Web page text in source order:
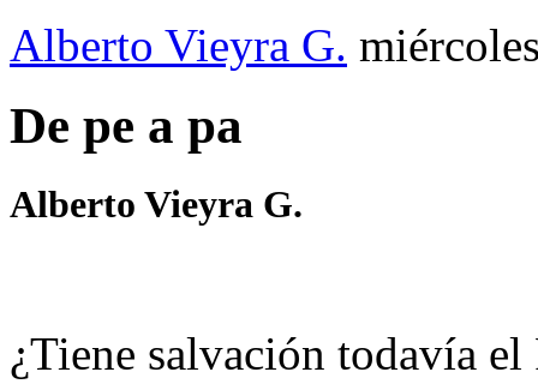
Alberto Vieyra G.
De pe a pa
Alberto Vieyra G.
¿Tiene salvación todavía el